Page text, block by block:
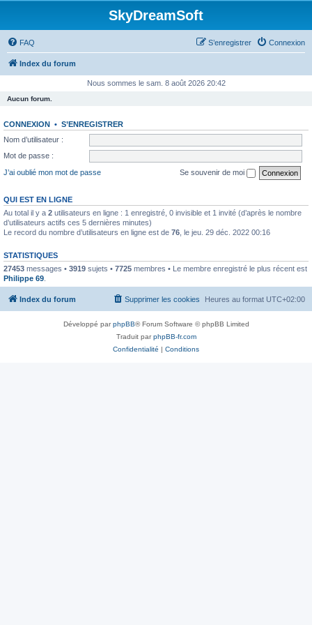
SkyDreamSoft
FAQ Connexion
S’enregistrer
Index du forum
Nous sommes le sam. 8 août 2026 20:42
Aucun forum.
CONNEXION • S’ENREGISTRER
Nom d’utilisateur :
Mot de passe :
J’ai oublié mon mot de passe
Se souvenir de moi
QUI EST EN LIGNE
Au total il y a 2 utilisateurs en ligne : 1 enregistré, 0 invisible et 1 invité (d’après le nombre
d’utilisateurs actifs ces 5 dernières minutes)
Le record du nombre d’utilisateurs en ligne est de 76 , le jeu. 29 déc. 2022 00:16
STATISTIQUES
27453 messages • 3919 sujets • 7725 membres • Le membre enregistré le plus récent est
Philippe 69
Index du forum Heures au format UTC+02:00
Supprimer les cookies
Développé parphpBB® Forum Software © phpBB Limited
Traduit parphpBB-fr.com
Confidentialité | Conditions